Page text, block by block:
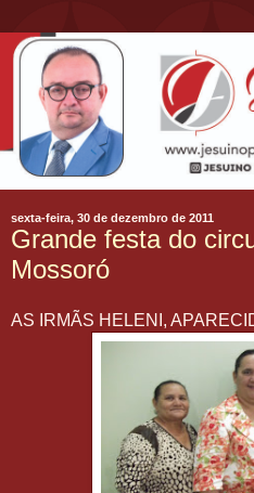
sexta-feira, 30 de dezembro de 2011
Grande festa do
Mossoró
AS IRMÃS HELENI,